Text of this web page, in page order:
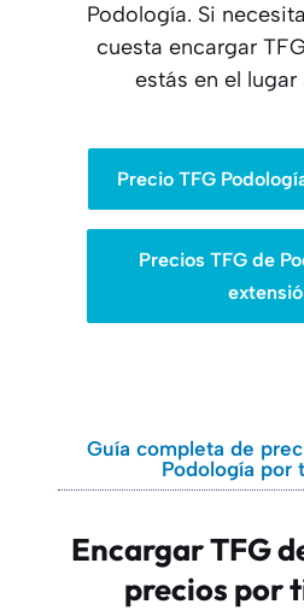
Podología. Si
cuesta encargar
estás en el lugar
Precio TFG
Precios TFG de
Guía completa de
Podología por
Encargar TFG
precios por